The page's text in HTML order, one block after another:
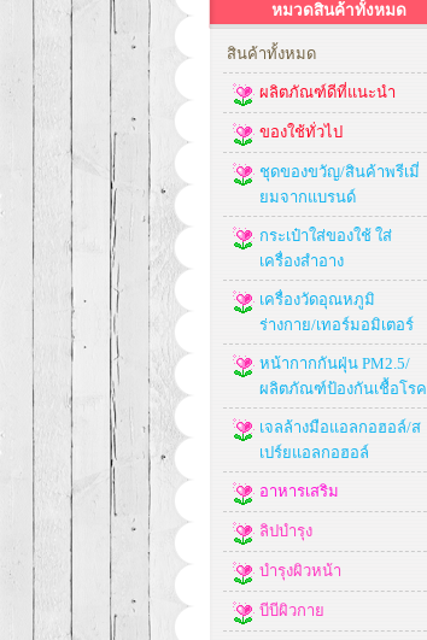
หมวดสินค้าทั้งหมด
สินค้าทั้งหมด
ผลิตภัณฑ์ดีที่แนะนำ
ของใช้ทั่วไป
ชุดของขวัญ/สินค้าพรีเมี่
ยมจากแบรนด์
กระเป๋าใส่ของใช้ ใส่
เครื่องสำอาง
เครื่องวัดอุณหภูมิ
ร่างกาย/เทอร์มอมิเตอร์
หน้ากากกันฝุ่น PM2.5/
ผลิตภัณฑ์ป้องกันเชื้อโรค
เจลล้างมือแอลกอฮอล์/ส
เปร์ยแอลกอฮอล์
อาหารเสริม
ลิปบำรุง
บำรุงผิวหน้า
บีบีผิวกาย